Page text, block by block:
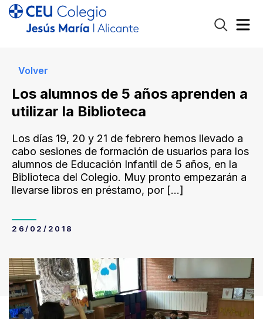
Volver
Los alumnos de 5 años aprenden a
utilizar la Biblioteca
Los días 19, 20 y 21 de febrero hemos llevado a
cabo sesiones de formación de usuarios para los
alumnos de Educación Infantil de 5 años, en la
Biblioteca del Colegio. Muy pronto empezarán a
llevarse libros en préstamo, por […]
26/02/2018